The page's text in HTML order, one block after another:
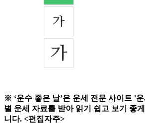
※ ‘운수 좋은 날’은 운세 전문 사이트 '
별 운세 자료를 받아 읽기 쉽고 보기 좋
니다. <편집자주>